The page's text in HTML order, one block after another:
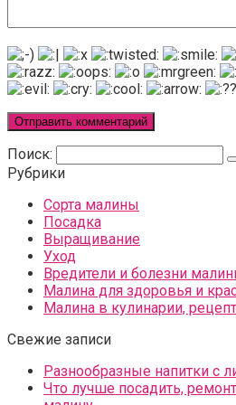
Поиск:
Рубрики
Сорта малины
Посадка
Выращивание
Уход
Вредители и болезни
Малина для здоровья и
Малина в кулинарии,
Свежие записи
Разнообразные напитки с
Что лучше посадить,